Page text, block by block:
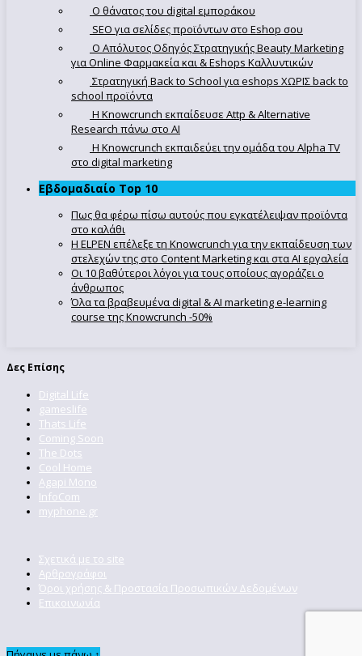
Ο θάνατος του digital εμποράκου
SEO για σελίδες προϊόντων στο Eshop σου
Ο Απόλυτoς Οδηγός Στρατηγικής Beauty Marketing
για Online Φαρμακεία και & Eshops Καλλυντικών
Στρατηγική Back to School για eshops ΧΩΡΙΣ back to
school προϊόντα
Η Knowcrunch εκπαίδευσε Attp & Alternative
Research πάνω στο ΑΙ
Η Knowcrunch εκπαιδεύει την ομάδα του Alpha TV
στο digital marketing
Εβδομαδιαίο Top 10
Πως θα φέρω πίσω αυτούς που εγκατέλειψαν προϊόντα
στο καλάθι
Η ELPEN επέλεξε τη Knowcrunch για την εκπαίδευση των
στελεχών της στο Content Marketing και στα AI εργαλεία
Οι 10 βαθύτεροι λόγοι για τους οποίους αγοράζει ο
άνθρωπος
Όλα τα βραβευμένα digital & AI marketing e-learning
course της Knowcrunch -50%
Δες Επίσης
Digital Life
gameslife
Thats Life
Coming Soon
The Dots
Cool Home
Agapi Mono
InfoCom
myphone.gr
Σχετικά με το site
Αρθρογράφοι
Όροι χρήσης & Προστασία Προσωπικών Δεδομένων
Επικοινωνία